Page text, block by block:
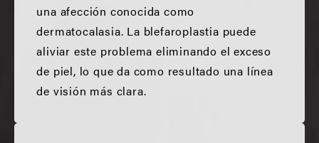
una afección conocida como
dermatocalasia. La blefaroplastia puede
aliviar este problema eliminando el exceso
de piel, lo que da como resultado una línea
de visión más clara.